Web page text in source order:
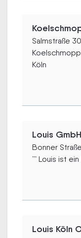
Salmstraße
Köln
Louis
Bonner
``` Louis ist
Louis Köln